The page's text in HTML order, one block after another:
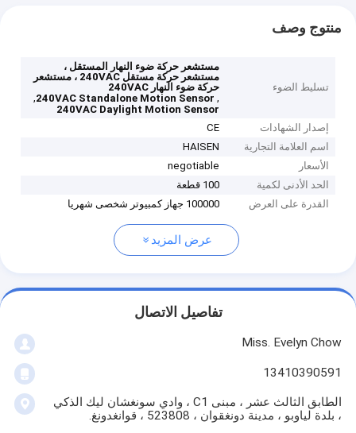
منتوج وصف
تسليط الضوء
مستشعر حركة ضوء النهار المستقل ،
مستشعر حركة مستقل 240VAC ، مستشعر
حركة ضوء النهار 240VAC
,
240VAC Standalone Motion Sensor
,
240VAC Daylight Motion Sensor
إصدار الشهادات
CE
اسم العلامة التجارية
HAISEN
الأسعار
negotiable
الحد الأدنى لكمية
100 قطعة
القدرة على العرض
100000 جهاز كمبيوتر شخصى شهريا
عرض المزيد
تفاصيل الاتصال
Miss. Evelyn Chow
13410390591
الطابق الثالث عشر ، مبنى C1 ، وادي سونغشان ليك الذكي
، بلدة لياوبو ، مدينة دونغقوان ، 523808 ، قوانغدونغ.